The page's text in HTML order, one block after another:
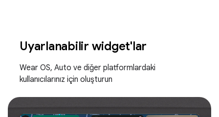
Uyarlanabilir widget'lar
Wear OS, Auto ve diğer platformlardaki
kullanıcılarınız için oluşturun